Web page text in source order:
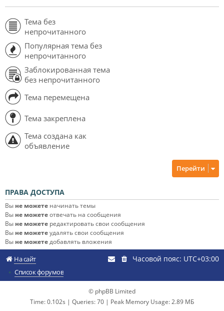
Тема без
непрочитанного
Популярная тема без
непрочитанного
Заблокированная тема
без непрочитанного
Тема перемещена
Тема закреплена
Тема создана как
объявление
Перейти
ПРАВА ДОСТУПА
Вы не можете начинать темы
Вы не можетеотвечать на сообщения
Вы не можете редактировать свои сообщения
Вы не можетеудалять свои сообщения
Вы не можетедобавлять вложения
На сайт
Список форумов
Часовой пояс: UTC+03:00
© phpBB Limited
Time: 0.102s | Queries: 70 | Peak Memory Usage: 2.89 МБ